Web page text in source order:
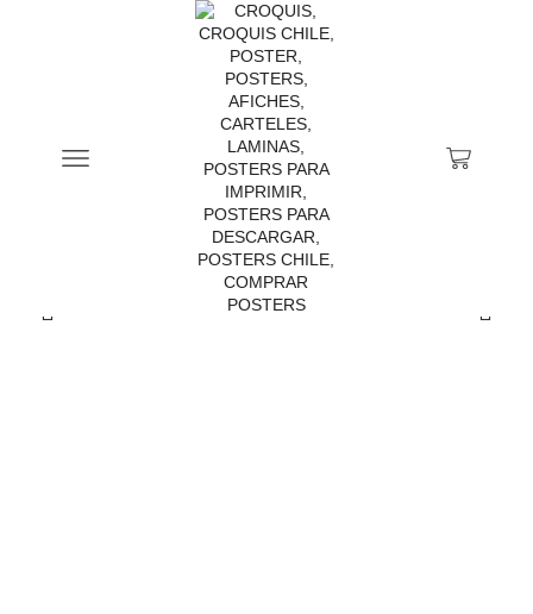
Posters De Ilustraciones